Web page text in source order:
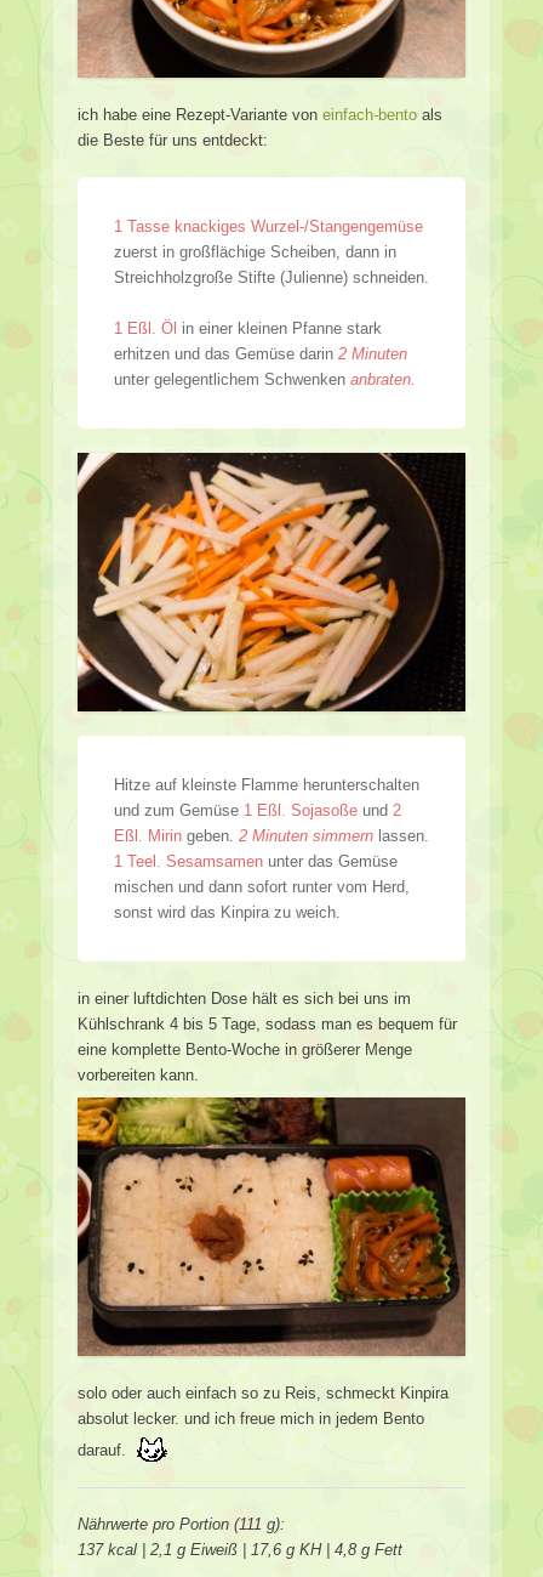
ich habe eine Rezept-Variante von einfach-bento als
die Beste für uns entdeckt:
1 Tasse knackiges Wurzel-/Stangengemüse
zuerst in großflächige Scheiben, dann in
Streichholzgroße Stifte (Julienne) schneiden.
1 Eßl. Öl in einer kleinen Pfanne stark
erhitzen und das Gemüse darin 2 Minuten
unter gelegentlichem Schwenken anbraten.
Hitze auf kleinste Flamme herunterschalten
und zum Gemüse 1 Eßl. Sojasoße und 2
Eßl. Mirin geben. 2 Minuten simmern lassen.
1 Teel. Sesamsamen unter das Gemüse
mischen und dann sofort runter vom Herd,
sonst wird das Kinpira zu weich.
in einer luftdichten Dose hält es sich bei uns im
Kühlschrank 4 bis 5 Tage, sodass man es bequem für
eine komplette Bento-Woche in größerer Menge
vorbereiten kann.
solo oder auch einfach so zu Reis, schmeckt Kinpira
absolut lecker. und ich freue mich in jedem Bento
darauf.
Nährwerte pro Portion (111 g):
137 kcal | 2,1 g Eiweiß | 17,6 g KH | 4,8 g Fett